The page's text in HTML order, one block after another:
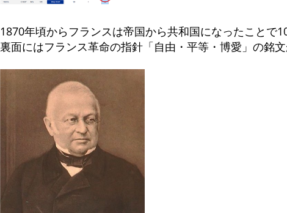
1870年頃からフランスは帝国から共和国になったことで
裏面にはフランス革命の指針「自由・平等・博愛」の銘